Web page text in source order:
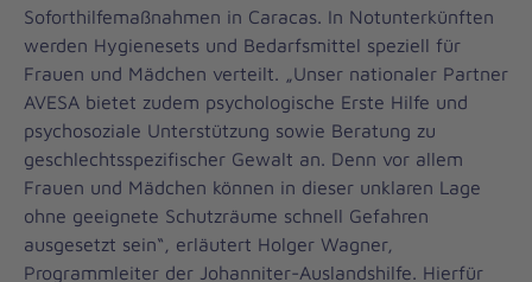
Soforthilfemaßnahmen in Caracas. In Notunterkünften
werden Hygienesets und Bedarfsmittel speziell für
Frauen und Mädchen verteilt. „Unser nationaler Partner
AVESA bietet zudem psychologische Erste Hilfe und
psychosoziale Unterstützung sowie Beratung zu
geschlechtsspezifischer Gewalt an. Denn vor allem
Frauen und Mädchen können in dieser unklaren Lage
ohne geeignete Schutzräume schnell Gefahren
ausgesetzt sein“, erläutert Holger Wagner,
Programmleiter der Johanniter-Auslandshilfe. Hierfür